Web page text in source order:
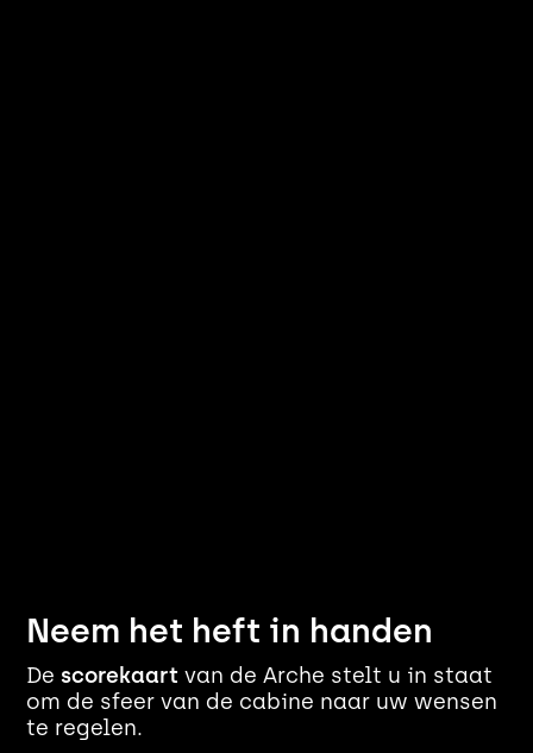
Neem het heft in handen
Descorekaart van de Arche stelt u in staat
om de sfeer van de cabine naar uw wensen
te regelen.